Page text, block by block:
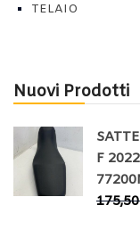
TELAIO
Nuovi Prodotti
F
175,50